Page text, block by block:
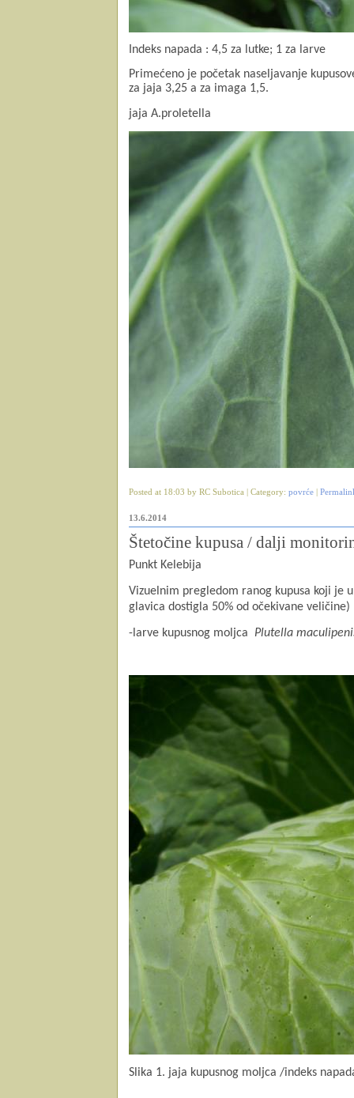
Indeks napada : 4,5 za lutke; 1 za larve
Primećeno je početak naseljavanje
za jaja 3,25 a za imaga 1,5.
jaja A.proletella
Posted at 18:03 by RC Subotica | Category: povrće
13.6.2014
Štetočine kupusa / dalji
Punkt Kelebija
Vizuelnim pregledom ranog kupusa koji je
glavica dostigla 50% od očekivane veličine)
-larve kupusnog moljca Plutella
Slika 1. jaja kupusnog moljca /indeks